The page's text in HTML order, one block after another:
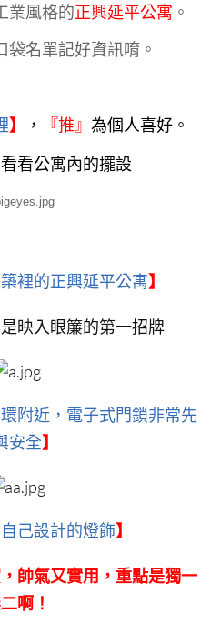
業風格的正興延平公寓 。
袋名單記好資訊唷。
】 ， 『 推』 為個人喜好。
看公寓內的擺設
裡的正興延平公寓】
映入眼簾的第一招牌
附近，電子式門鎖非常先
安全】
己設計的燈飾】
帥氣又實用，重點是獨一
啊！